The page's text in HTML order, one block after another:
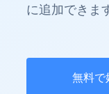
に追加できま
無料で